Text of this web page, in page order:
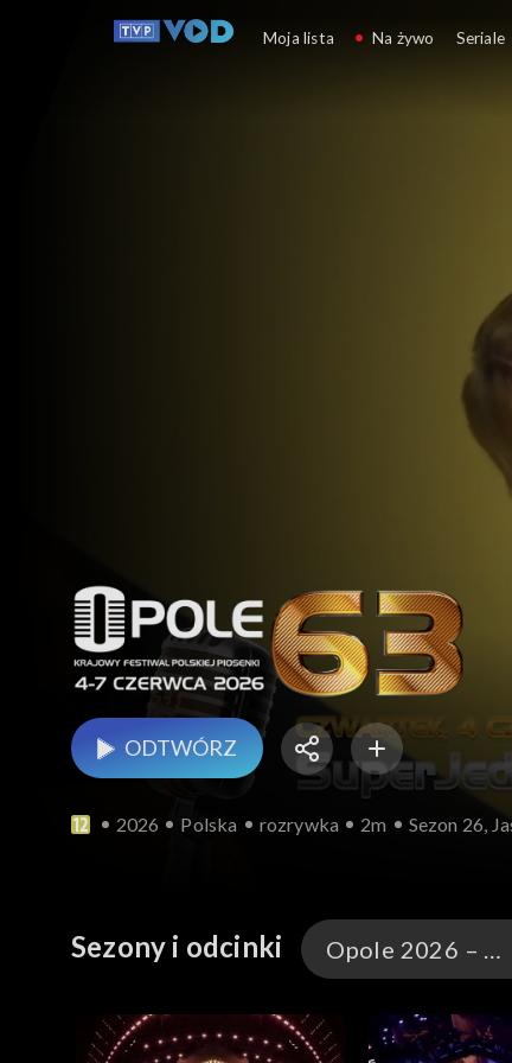
Opole
ODTWÓRZ
2026 Polska rozrywka 2m Sezon 26,
Sezony i odcinki Opole 2026 – występy
Opole 2026
Moja lista Na żywo Seriale